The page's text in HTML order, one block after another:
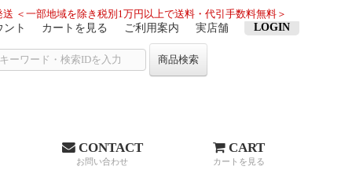
＜一部地域を除き税別1万円以上で送料・代引手数料無料＞
ント カートを見る ご利用案内 実店舗 LOGIN
商品検索
CONTACT
お問い合わせ
CART
カートを見る